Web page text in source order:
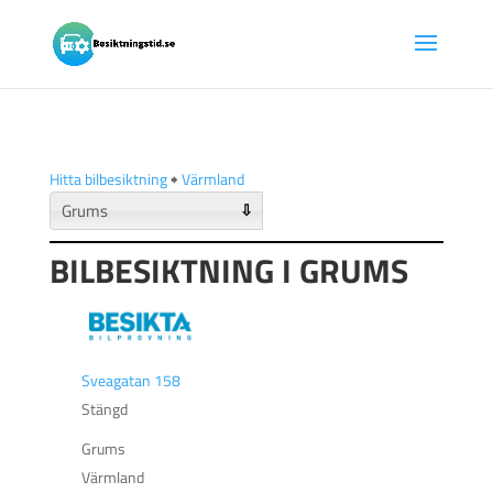
Hitta bilbesiktning🠺Värmland
⇩
BILBESIKTNING I GRUMS
Sveagatan 158
Stängd
Grums
Värmland